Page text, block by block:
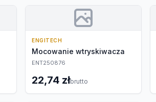
ENGITECH
Mocowanie wtryskiwacza
ENT250876
22,74 złbrutto